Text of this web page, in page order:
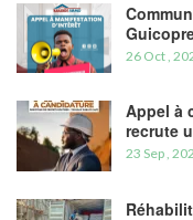
26 Oct ,
Appel à
recrute
23 Sep ,